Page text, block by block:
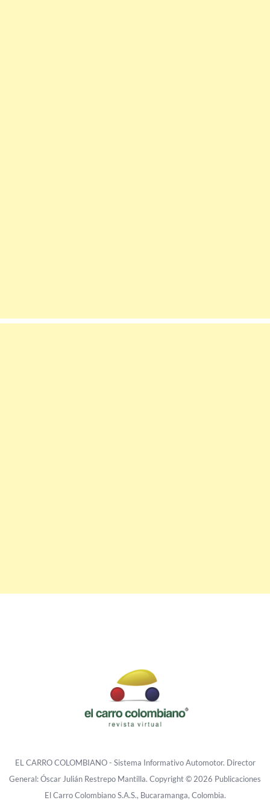
EL CARRO COLOMBIANO - Sistema Informativo Automotor. Director
General: Óscar Julián Restrepo Mantilla. Copyright © 2026 Publicaciones
El Carro Colombiano S.A.S., Bucaramanga, Colombia.